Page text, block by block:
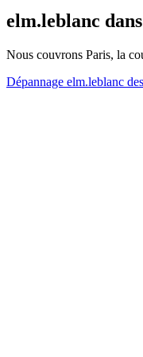
elm.leblanc
Nous couvrons Paris, la
Dépannage elm.leblanc